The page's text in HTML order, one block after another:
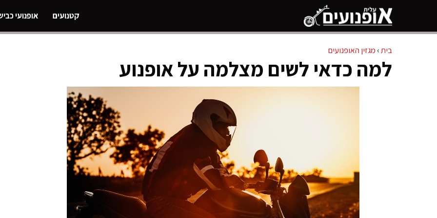
קטנועים אופנועי
בית› מגזין האופנועים
למה כדאי לשים מצלמה על אופנוע